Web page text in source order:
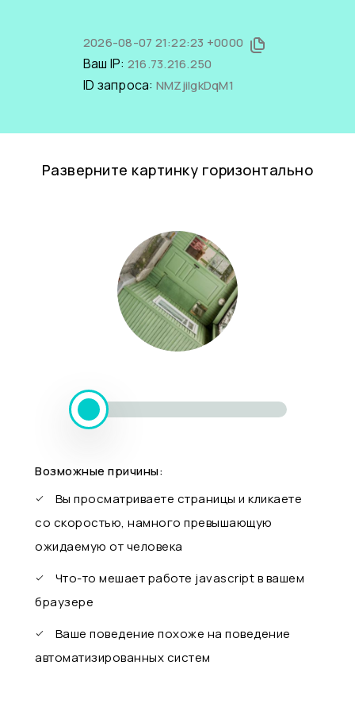
2026-08-07 21:22:23 +0000
Ваш IP: 216.73.216.250
ID запроса: NMZjiIgkDqM1
Разверните картинку горизонтально
Возможные причины:
Вы просматриваете страницы и кликаете
со скоростью, намного превышающую
ожидаемую от человека
Что-то мешает работе javascript в вашем
браузере
Ваше поведение похоже на поведение
автоматизированных систем